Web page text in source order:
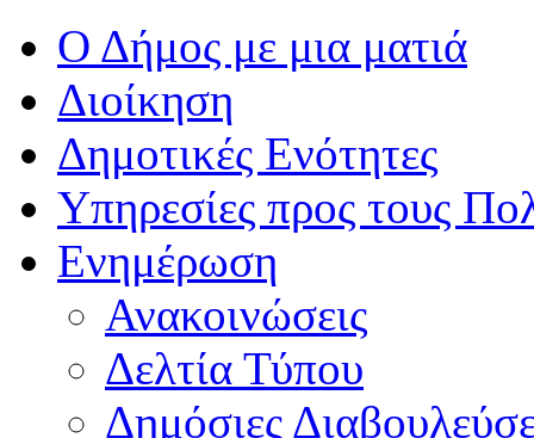
Ο Δήμος με μια ματιά
Διοίκηση
Δημοτικές Ενότητες
Υπηρεσίες προς τους
Ενημέρωση
Ανακοινώσεις
Δελτία Τύπου
Δημόσιες